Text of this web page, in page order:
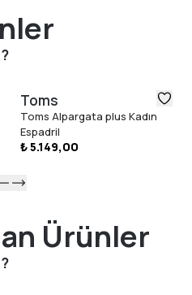
Konfor ve sade bir
çok yönlü ve giyilebilir bir
Toms
Toms Alpargata plus Kadın
Espadril
₺ 5.149,00
Ürünler